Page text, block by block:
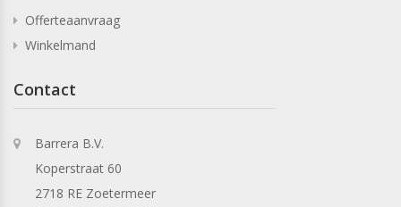
Offerteaanvraag
Winkelmand
Contact
Barrera B.V.
Koperstraat 60
2718 RE Zoetermeer